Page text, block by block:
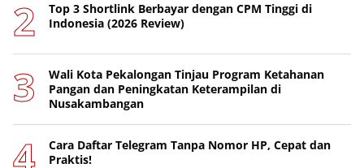
Top 3 Shortlink Berbayar dengan CPM Tinggi di
Indonesia (2026 Review)
Wali Kota Pekalongan Tinjau Program Ketahanan
Pangan dan Peningkatan Keterampilan di
Nusakambangan
Cara Daftar Telegram Tanpa Nomor HP, Cepat dan
Praktis!